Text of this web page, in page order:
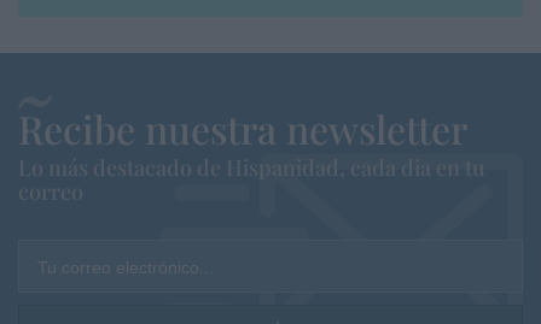
Recibe nuestra newsletter
Lo más destacado de Hispanidad, cada dia en tu
correo
Tu correo electrónico...